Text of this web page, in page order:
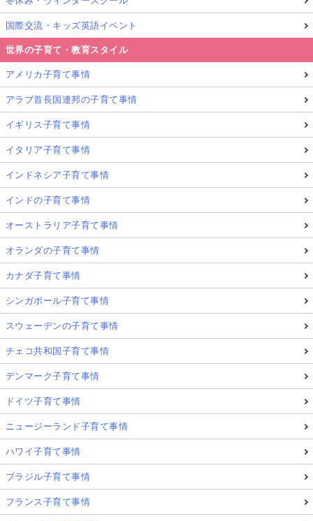
魅力を発信している。たびえもんはNHKやTOKYO FMなど多数の
メディアでも紹介され、公的機関（練馬区教育委員会）の講座登
壇など活動実績も豊富。
記事一覧
国際交流・キッズ英語イベント
世界の子育て・教育スタイル
アメリカ子育て事情
アラブ首長国連邦の子育て事情
イギリス子育て事情
イタリア子育て事情
インドネシア子育て事情
インドの子育て事情
オーストラリア子育て事情
オランダの子育て事情
カナダ子育て事情
シンガポール子育て事情
スウェーデンの子育て事情
チェコ共和国子育て事情
デンマーク子育て事情
ドイツ子育て事情
ニュージーランド子育て事情
ハワイ子育て事情
ブラジル子育て事情
フランス子育て事情